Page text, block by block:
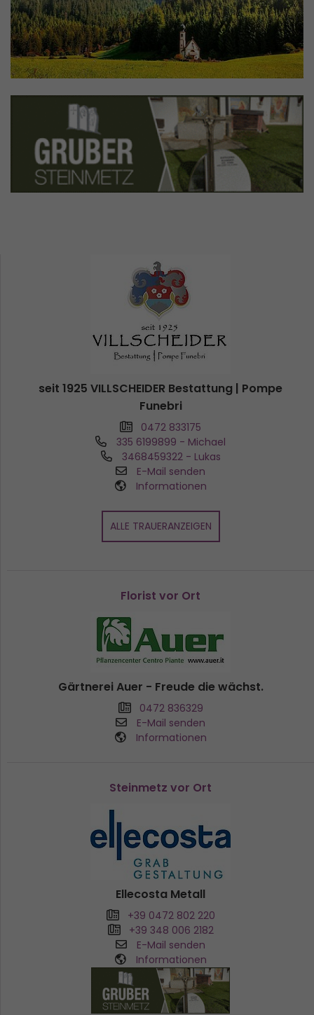
seit 1925 VILLSCHEIDER Bestattung | Pompe
Funebri
0472 833175
335 6199899 - Michael
3468459322 - Lukas
E-Mail senden
Informationen
ALLE TRAUERANZEIGEN
Florist vor Ort
Gärtnerei Auer - Freude die wächst.
0472 836329
E-Mail senden
Informationen
Steinmetz vor Ort
Ellecosta Metall
+39 0472 802 220
+39 348 006 2182
E-Mail senden
Informationen